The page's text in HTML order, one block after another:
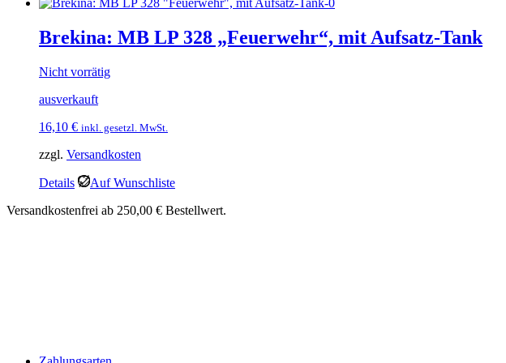
Brekina: MB LP 328 „Feuerwehr“, mit Aufsatz-Tank
Nicht vorrätig
ausverkauft
16,10 € inkl. gesetzl. MwSt.
zzgl. Versandkosten
Details
Auf Wunschliste
Versandkostenfrei ab 250,00 € Bestellwert.